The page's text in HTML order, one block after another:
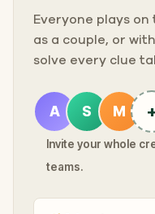
Everyone plays on
as a couple, or
solve every clue
A S M
Invite your whole
teams.